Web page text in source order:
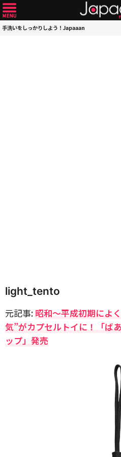
手洗いをしっかりしよう！Japaaan
light_tento
元記事: 昭和～平成初期によ
気”がカプセルトイに！「ば
ップ」発売